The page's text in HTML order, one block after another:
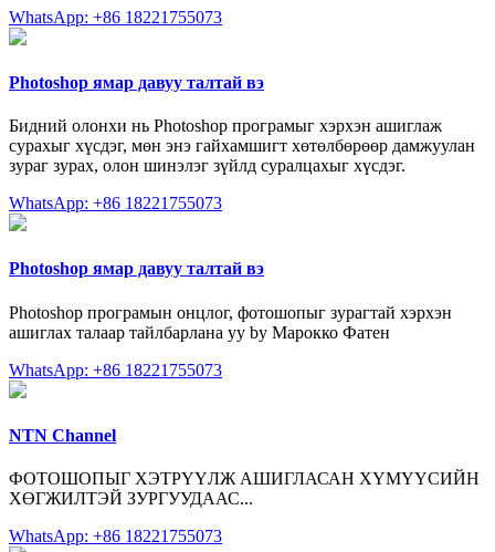
WhatsApp: +86 18221755073
Photoshop ямар давуу талтай вэ
Бидний олонхи нь Photoshop програмыг хэрхэн ашиглаж
сурахыг хүсдэг, мөн энэ гайхамшигт хөтөлбөрөөр дамжуулан
зураг зурах, олон шинэлэг зүйлд суралцахыг хүсдэг.
WhatsApp: +86 18221755073
Photoshop ямар давуу талтай вэ
Photoshop програмын онцлог, фотошопыг зурагтай хэрхэн
ашиглах талаар тайлбарлана уу by Марокко Фатен
WhatsApp: +86 18221755073
NTN Channel
ФОТОШОПЫГ ХЭТРҮҮЛЖ АШИГЛАСАН ХҮМҮҮСИЙН
ХӨГЖИЛТЭЙ ЗУРГУУДААС...
WhatsApp: +86 18221755073